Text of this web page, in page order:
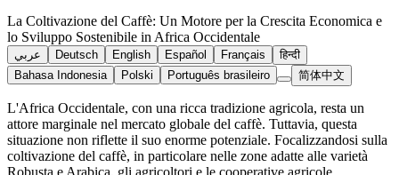
La Coltivazione del Caffè: Un Motore per la Crescita Economica e
lo Sviluppo Sostenibile in Africa Occidentale
عربي Deutsch English Español Français
हिन्दी
Bahasa Indonesia
Polski Português brasileiro 简体中文
L'Africa Occidentale, con una ricca tradizione agricola, resta un
attore marginale nel mercato globale del caffè. Tuttavia, questa
situazione non riflette il suo enorme potenziale. Focalizzandosi sulla
coltivazione del caffè, in particolare nelle zone adatte alle varietà
Robusta e Arabica, gli agricoltori e le cooperative agricole